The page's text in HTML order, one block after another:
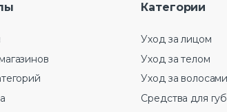
Категории
Уход за лицом
Уход за телом
Уход за волосами
Средства для губ